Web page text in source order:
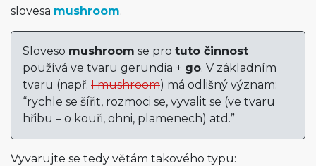
slovesa mushroom.
Sloveso mushroom se pro tuto činnost
používá ve tvaru gerundia + go. V základním
tvaru (např. I mushroom) má odlišný význam:
“rychle se šířit, rozmoci se, vyvalit se (ve tvaru
hřibu – o kouři, ohni, plamenech) atd.”
Vyvarujte se tedy větám takového typu: